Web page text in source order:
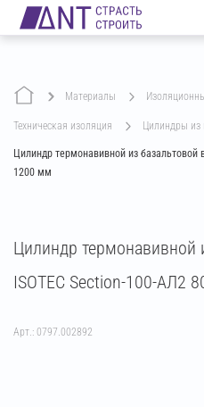
Материалы
техническая изоляция цилиндры
Цилиндр термонавивной из базальтовой
1200 мм
Цилиндр термонавивной
ISOTEC Section-100-АЛ2
Арт.: 0797.002892